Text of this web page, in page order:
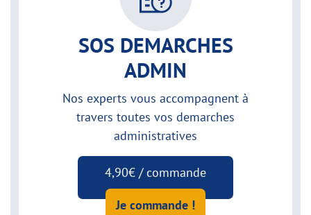
SOS DEMARCHES
ADMIN
Nos experts vous accompagnent à
travers toutes vos demarches
administratives
4,90€ / commande
Je commande !